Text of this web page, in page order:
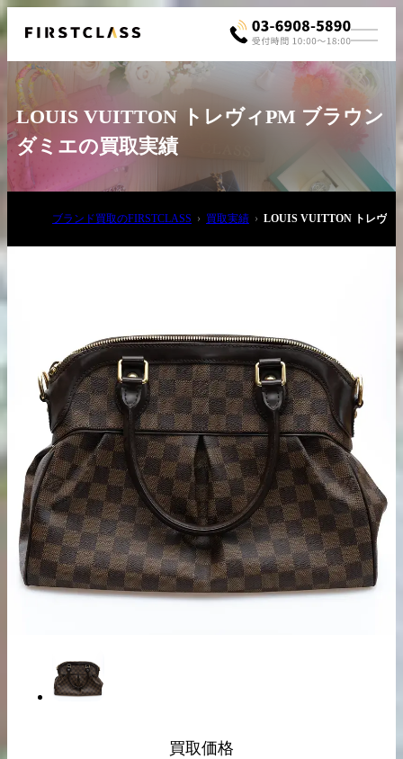
出張買取の
お申込み
宅配買取の
お申込み
LOUIS VUITTON トレヴィPM ブラウン
ダミエの買取実績
ブランド買取のFIRSTCLASS 買取実績 LOUIS VUITTON トレヴィ
買取価格